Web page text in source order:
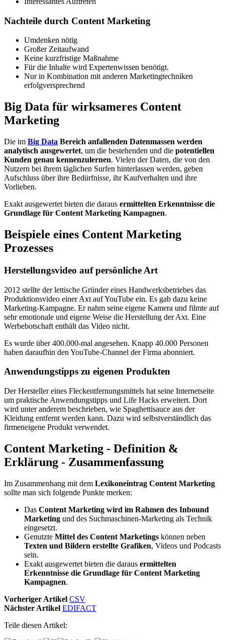
Nachteile durch Content Marketing
Umdenken nötig
Großer Zeitaufwand
Keine kurzfristige Maßnahme
Für die Inhalte wird Expertenwissen benötigt.
Nur in Kombination mit anderen Marketingtechniken
erfolgversprechend
Big Data für wirksameres Content
Marketing
Die im Big Data Bereich anfallenden Datenmassen werden
analytisch ausgewertet, um die bestehenden und die potentiellen
Kunden genau kennenzulernen. Vielen der Daten, die von den
Nutzern bei ihrem täglichen Surfen hinterlassen werden, geben
Aufschluss über ihre Bedürfnisse, ihr Kaufverhalten und ihre
Vorlieben.
Exakt ausgewertet bieten die daraus ermittelten Erkenntnisse die
Grundlage für Content Marketing Kampagnen.
Beispiele eines Content Marketing
Prozesses
Herstellungsvideo auf persönliche Art
2012 stellte der lettische Gründer eines Handwerksbetriebes das
Produktionsvideo einer Axt auf YouTube ein. Es gab dazu keine
Marketing-Kampagne. Er nahm seine eigene Kamera und filmte auf
sehr emotionale und eigene Weise die Herstellung der Axt. Eine
Werbebotschaft enthält das Video nicht.
Es wurde über 400.000-mal angesehen. Knapp 40.000 Personen
haben daraufhin den YouTube-Channel der Firma abonniert.
Anwendungstipps zu eigenen Produkten
Der Hersteller eines Fleckentfernungsmittels hat seine Internetseite
um praktische Anwendungstipps und Life Hacks erweitert. Dort
wird unter anderem beschrieben, wie Spaghettisauce aus der
Kleidung entfernt werden kann. Dazu wird selbstverständlich das
firmeneigene Produkt verwendet.
Content Marketing - Definition &
Erklärung - Zusammenfassung
Im Zusammenhang mit dem Lexikoneintrag Content Marketing
sollte man sich folgende Punkte merken:
Das Content Marketing wird im Rahmen des Inbound
Marketing und des Suchmaschinen-Marketing als Technik
eingesetzt.
Genutzte Mittel des Content Marketings können neben
Texten und Bildern erstellte Grafiken, Videos und Podcasts
sein.
Exakt ausgewertet bieten die daraus ermittelten
Erkenntnisse die Grundlage für Content Marketing
Kampagnen.
Vorheriger Artikel CSV
Nächster Artikel EDIFACT
Teile diesen Artikel: